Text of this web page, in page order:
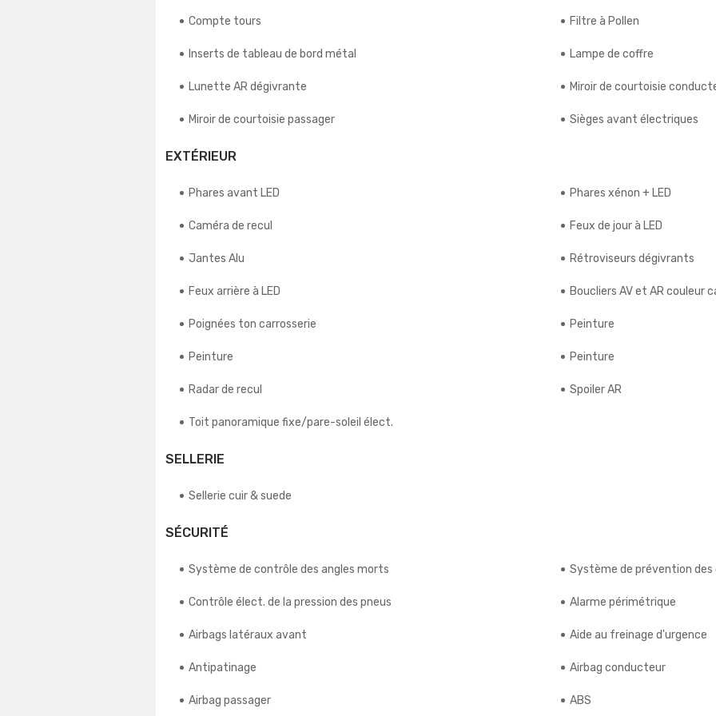
Compte tours Filtre à Pollen
Inserts de tableau de bord métal Lampe de coffre
Lunette AR dégivrante Miroir de courtoisie
Miroir de courtoisie passager Sièges avant électriques
EXTÉRIEUR
Phares avant LED Phares xénon + LED
Caméra de recul Feux de jour à LED
Jantes Alu Rétroviseurs dégivrants
Feux arrière à LED Boucliers AV et AR couleur
Poignées ton carrosserie Peinture
Peinture Peinture
Radar de recul Spoiler AR
Toit panoramique fixe/pare-soleil élect.
SELLERIE
Sellerie cuir & suede
SÉCURITÉ
Système de contrôle des angles morts Système de prévention des
Contrôle élect. de la pression des pneus Alarme périmétrique
Airbags latéraux avant Aide au freinage d'urgence
Antipatinage Airbag conducteur
Airbag passager ABS